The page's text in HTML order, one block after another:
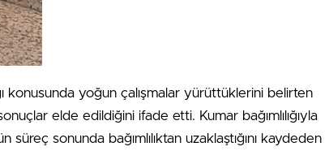
konusunda yoğun çalışmalar yürüttüklerini belirten
elde edildiğini ifade etti. Kumar bağımlılığıyla
sonunda bağımlılıktan uzaklaştığını kaydeden